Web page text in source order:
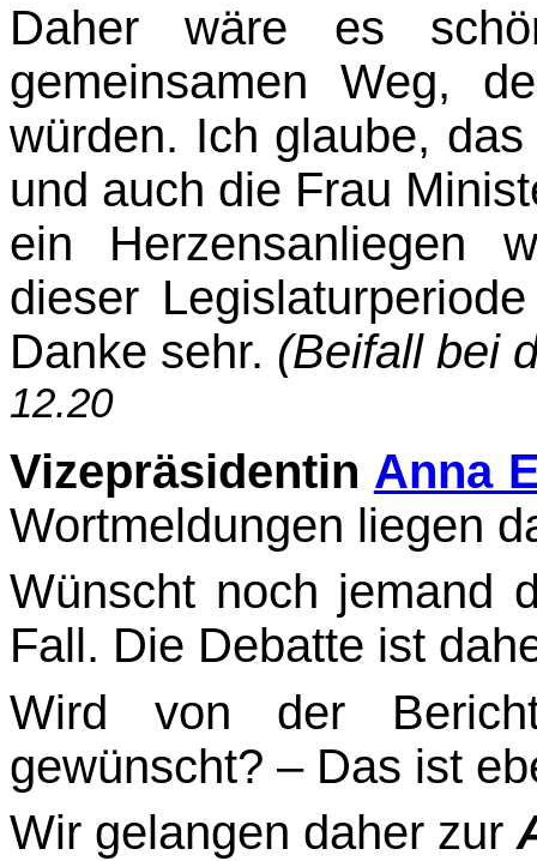
Daher wäre es
gemeinsamen Weg,
würden. Ich glaube,
und auch die Frau
ein Herzensanliegen
dieser
Danke sehr. (Beifall bei
12.20
Vizepräsidentin Anna
Wortmeldungen liegen
Wünscht noch jemand
Fall. Die Debatte ist
Wird von der
gewünscht? – Das ist
Wir gelangen daher zur